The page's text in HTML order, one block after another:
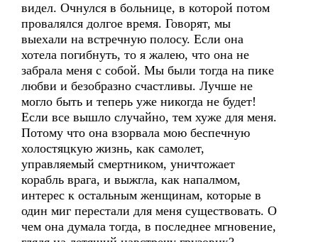
видел. Очнулся в больнице, в которой потом
провалялся долгое время. Говорят, мы
выехали на встречную полосу. Если она
хотела погибнуть, то я жалею, что она не
забрала меня с собой. Мы были тогда на пике
любви и безобразно счастливы. Лучше не
могло быть и теперь уже никогда не будет!
Если все вышло случайно, тем хуже для меня.
Потому что она взорвала мою беспечную
холостяцкую жизнь, как самолет,
управляемый смертником, уничтожает
корабль врага, и выжгла, как напалмом,
интерес к остальным женщинам, которые в
один миг перестали для меня существовать. О
чем она думала тогда, в последнее мгновение,